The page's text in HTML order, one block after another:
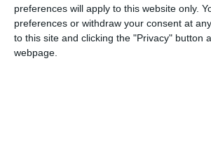
preferences will apply to this website only.
preferences or withdraw your consent at
to this site and clicking the "Privacy" button
webpage.
Citește și:
Noi extrageri LOTO, joi. Sume mari